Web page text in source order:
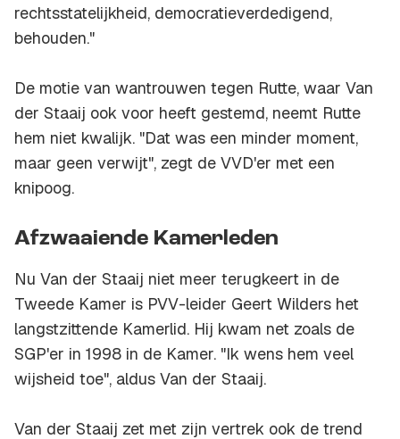
rechtsstatelijkheid, democratieverdedigend,
behouden."
De motie van wantrouwen tegen Rutte, waar Van
der Staaij ook voor heeft gestemd, neemt Rutte
hem niet kwalijk. "Dat was een minder moment,
maar geen verwijt", zegt de VVD'er met een
knipoog.
Afzwaaiende Kamerleden
Nu Van der Staaij niet meer terugkeert in de
Tweede Kamer is PVV-leider Geert Wilders het
langstzittende Kamerlid. Hij kwam net zoals de
SGP'er in 1998 in de Kamer. "Ik wens hem veel
wijsheid toe", aldus Van der Staaij.
Van der Staaij zet met zijn vertrek ook de trend